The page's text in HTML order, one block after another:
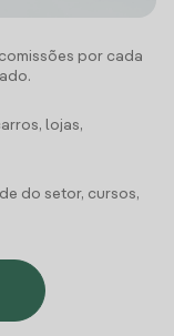
por cada
lojas,
do setor, cursos,